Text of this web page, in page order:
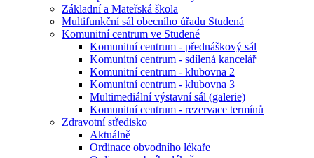
Základní a Mateřská škola
Multifunkční sál obecního úřadu Studená
Komunitní centrum ve Studené
Komunitní centrum - přednáškový sál
Komunitní centrum - sdílená kancelář
Komunitní centrum - klubovna 2
Komunitní centrum - klubovna 3
Multimediální výstavní sál (galerie)
Komunitní centrum - rezervace termínů
Zdravotní středisko
Aktuálně
Ordinace obvodního lékaře